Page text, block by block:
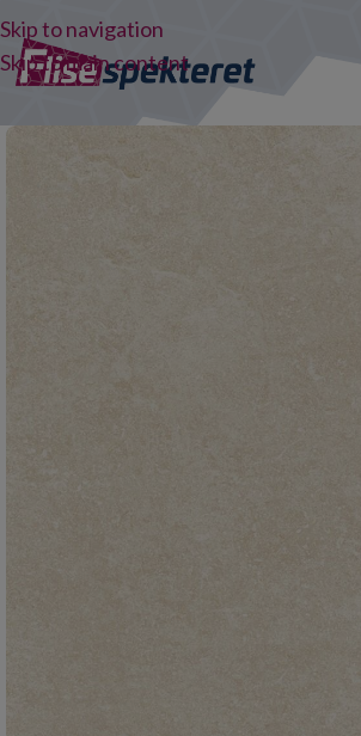
Skip to navigation
Skip to main content